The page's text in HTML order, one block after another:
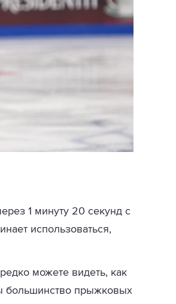
1 минуту 20 секунд с
использоваться,
можете видеть, как
большинство прыжковых